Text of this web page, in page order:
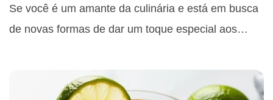
Se você é um amante da culinária e está em busca
de novas formas de dar um toque especial aos…